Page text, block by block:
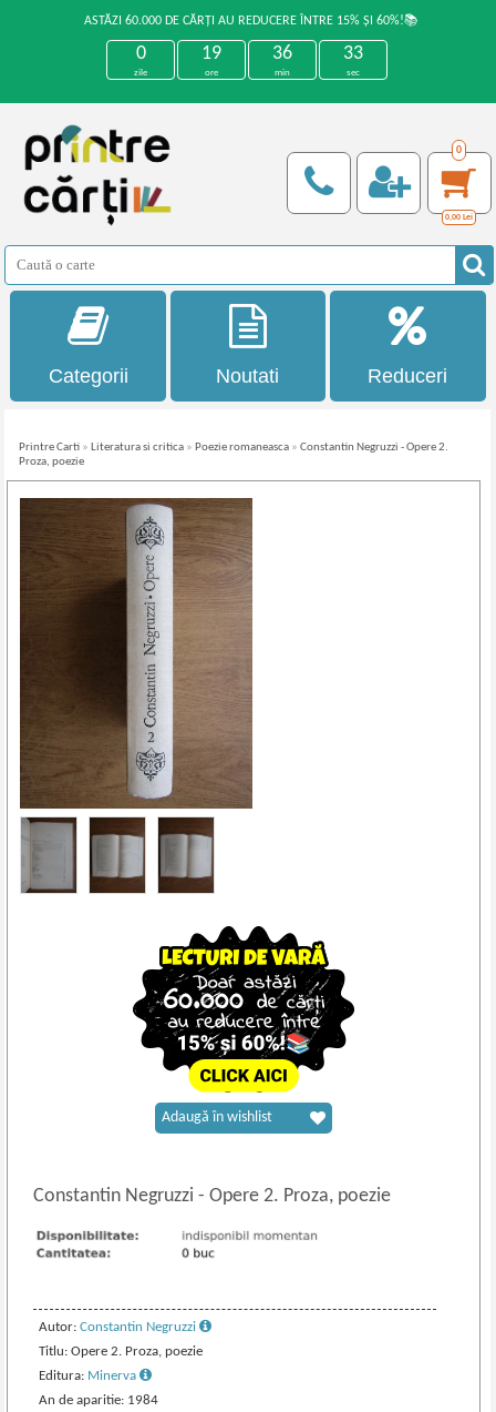
ASTĂZI 60.000 DE CĂRȚI AU REDUCERE ÎNTRE 15% ȘI 60%!📚
0
zile
19
ore
36
min
33
sec
0
0,00 Lei
Categorii Noutati Reduceri
Printre Carti » Literatura si critica » Poezie romaneasca »Constantin Negruzzi - Opere 2.
Proza, poezie
Constantin Negruzzi- Opere 2. Proza, poezie
Autor:Constantin Negruzzi
Titlu: Opere 2. Proza, poezie
Editura: Minerva
An de aparitie: 1984
Adaugă în wishlist